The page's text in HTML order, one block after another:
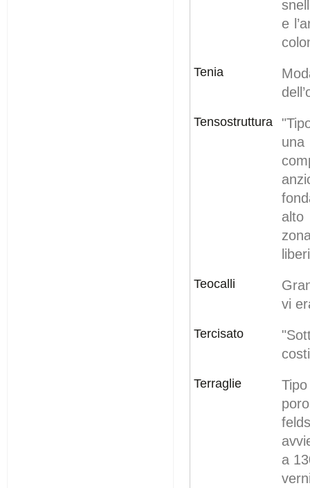
e
Tenia
Tensostruttura
alto
Teocalli
vi
Tercisato
Terraglie
a